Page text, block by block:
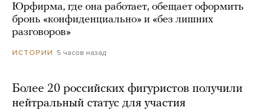
Юрфирма, где она работает, обещает оформить
бронь «конфиденциально» и «без лишних
разговоров»
ИСТОРИИ 5 часов назад
Более 20 российских фигуристов получили
нейтральный статус для участия